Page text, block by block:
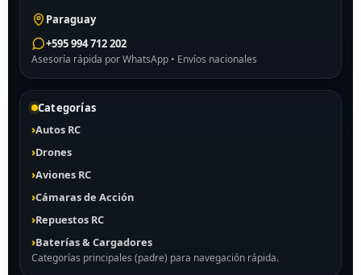
Paraguay
+595 994 712 202
Asesoría rápida por WhatsApp • Envíos nacionales
Categorías
Autos RC
Drones
Aviones RC
Cámaras de Acción
Repuestos RC
Baterías & Cargadores
Categorías principales (padre) para navegación rápida.